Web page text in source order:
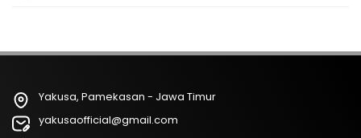
Yakusa, Pamekasan - Jawa Timur
yakusaofficial@gmail.com